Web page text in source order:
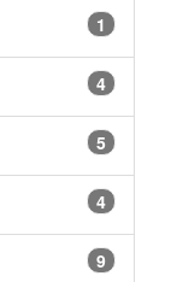
1
4
5
4
9